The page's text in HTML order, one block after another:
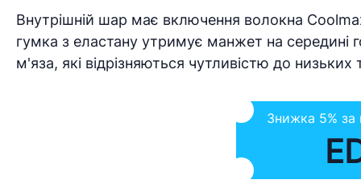
Внутрішній шар має включення волокна
гумка з еластану утримує манжет на середині
м'яза, які відрізняються чутливістю до низьких
Знижка 5%